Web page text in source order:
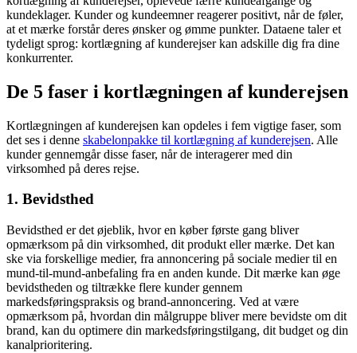
kundeklager. Kunder og kundeemner reagerer positivt, når de føler,
at et mærke forstår deres ønsker og ømme punkter. Dataene taler et
tydeligt sprog: kortlægning af kunderejser kan adskille dig fra dine
konkurrenter.
De 5 faser i kortlægningen af kunderejsen
Kortlægningen af kunderejsen kan opdeles i fem vigtige faser, som
det ses i denne skabelonpakke til kortlægning af kunderejsen. Alle
kunder gennemgår disse faser, når de interagerer med din
virksomhed på deres rejse.
1. Bevidsthed
Bevidsthed er det øjeblik, hvor en køber første gang bliver
opmærksom på din virksomhed, dit produkt eller mærke. Det kan
ske via forskellige medier, fra annoncering på sociale medier til en
mund-til-mund-anbefaling fra en anden kunde. Dit mærke kan øge
bevidstheden og tiltrække flere kunder gennem
markedsføringspraksis og brand-annoncering. Ved at være
opmærksom på, hvordan din målgruppe bliver mere bevidste om dit
brand, kan du optimere din markedsføringstilgang, dit budget og din
kanalprioritering.